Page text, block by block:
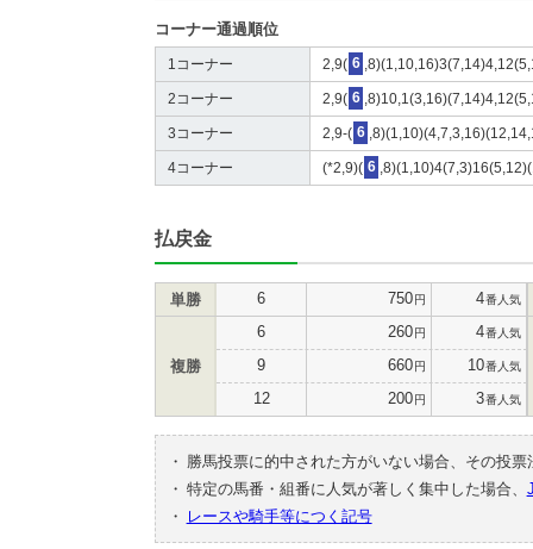
コーナー通過順位
1コーナー 2,9( 6
2コーナー 2,9( 6
3コーナー 2,9-( 6
4コーナー (*2,9)( 6
払戻金
単勝 6 750円 4番人気
複勝
6 260円 4番人気
9 660円 10番人気
12 200円 3番人気
・
勝馬投票に的中された方がいない場合、その投
・ 特定の馬番・組番に人気が著しく集中した場合、
・
レースや騎手等につく記号